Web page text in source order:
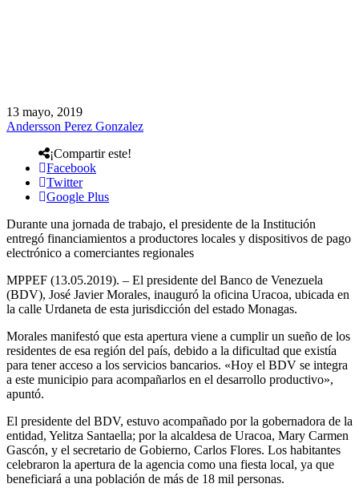
13 mayo, 2019
Andersson Perez Gonzalez
¡Compartir este!
Facebook
Twitter
Google Plus
Durante una jornada de trabajo, el presidente de la Institución
entregó financiamientos a productores locales y dispositivos de pago
electrónico a comerciantes regionales
MPPEF (13.05.2019). – El presidente del Banco de Venezuela
(BDV), José Javier Morales, inauguró la oficina Uracoa, ubicada en
la calle Urdaneta de esta jurisdicción del estado Monagas.
Morales manifestó que esta apertura viene a cumplir un sueño de los
residentes de esa región del país, debido a la dificultad que existía
para tener acceso a los servicios bancarios. «Hoy el BDV se integra
a este municipio para acompañarlos en el desarrollo productivo»,
apuntó.
El presidente del BDV, estuvo acompañado por la gobernadora de la
entidad, Yelitza Santaella; por la alcaldesa de Uracoa, Mary Carmen
Gascón, y el secretario de Gobierno, Carlos Flores. Los habitantes
celebraron la apertura de la agencia como una fiesta local, ya que
beneficiará a una población de más de 18 mil personas.